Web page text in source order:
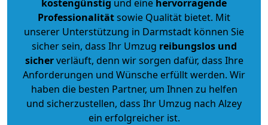
kostengünstig und eine hervorragende
Professionalitätsowie Qualität bietet. Mit
unserer Unterstützung in Darmstadt können Sie
sicher sein, dass Ihr Umzug reibungslos und
sicherverläuft, denn wir sorgen dafür, dass Ihre
Anforderungen und Wünsche erfüllt werden. Wir
haben die besten Partner, um Ihnen zu helfen
und sicherzustellen, dass Ihr Umzug nach Alzey
ein erfolgreicher ist.